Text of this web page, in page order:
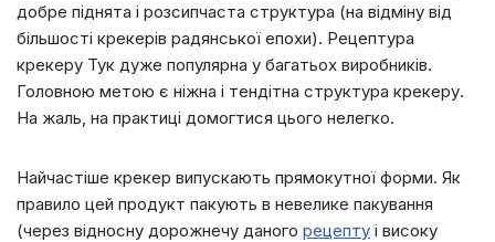
добре піднята і розсипчаста структура (на відміну від
більшості крекерів радянської епохи). Рецептура
крекеру Тук дуже популярна у багатьох виробників.
Головною метою є ніжна і тендітна структура крекеру.
На жаль, на практиці домогтися цього нелегко.
Найчастіше крекер випускають прямокутної форми. Як
правило цей продукт пакують в невелике пакування
(через відносну дорожнечу даного рецепту і високу